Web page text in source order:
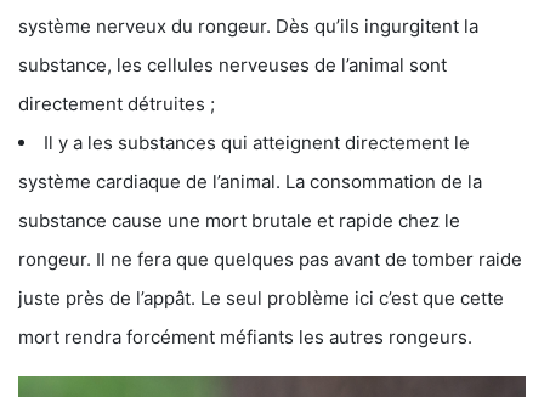
système nerveux du rongeur. Dès qu’ils ingurgitent la
substance, les cellules nerveuses de l’animal sont
directement détruites ;
Il y a les substances qui atteignent directement le
système cardiaque de l’animal. La consommation de la
substance cause une mort brutale et rapide chez le
rongeur. Il ne fera que quelques pas avant de tomber raide
juste près de l’appât. Le seul problème ici c’est que cette
mort rendra forcément méfiants les autres rongeurs.